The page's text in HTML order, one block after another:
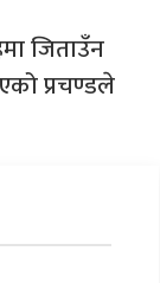
जिताउँन
प्रचण्डले